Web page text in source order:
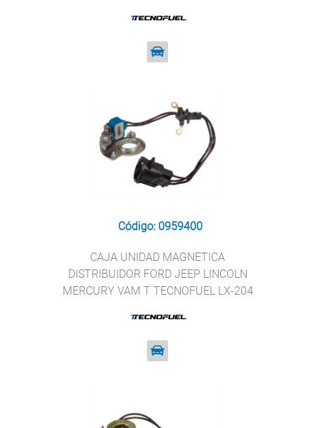
Código: 0959400
CAJA UNIDAD MAGNETICA
DISTRIBUIDOR FORD JEEP LINCOLN
MERCURY VAM T TECNOFUEL LX-204